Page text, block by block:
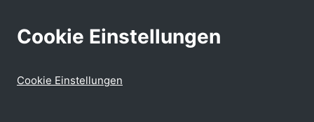
Cookie Einstellungen
Cookie Einstellungen